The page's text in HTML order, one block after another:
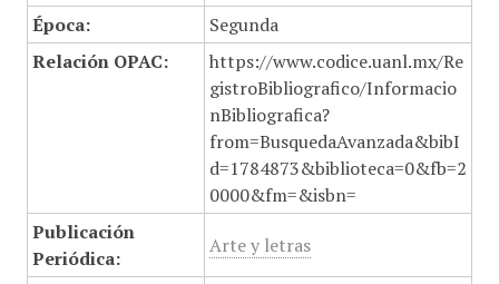
Época:
Segunda
Relación OPAC:
https://www.codice.uanl.mx/Re
gistroBibliografico/Informacio
nBibliografica?
from=BusquedaAvanzada&bibI
d=1784873&biblioteca=0&fb=2
0000&fm=&isbn=
Publicación
Periódica:
Arte y letras